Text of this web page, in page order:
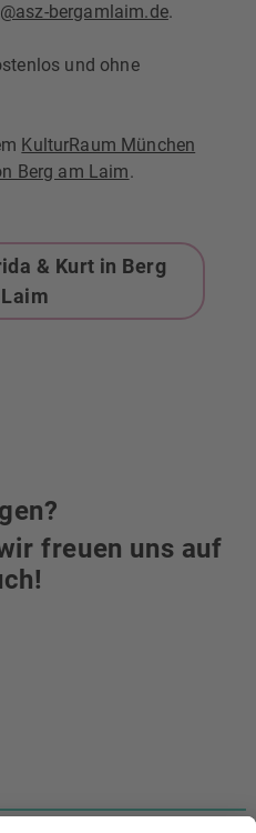
bergamlaim.de.
und ohne
KulturRaum München
Berg am Laim.
& Kurt in Berg
freuen uns auf